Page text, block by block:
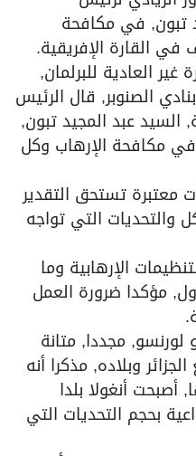
تبون, في مكافحة
القارة الإفريقية.
العادية للبرلمان,
الصنوبر, قال الرئيس
السيد عبد المجيد تبون,
في مكافحة الإرهاب وكل
معتبرة تستحق التقدير
والتحديات التي تواجه
الإرهابية وما
مؤكدا ضرورة العمل
لورنسو, مجددا, متانة
وبلاده, مذكرا أنه
أصبحت أنغولا بلدا
بحجم التحديات التي